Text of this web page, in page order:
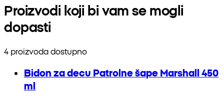
Proizvodi koji bi vam se mogli
dopasti
4 proizvoda dostupno
Bidon za decu Patrolne šape Marshall 450
ml